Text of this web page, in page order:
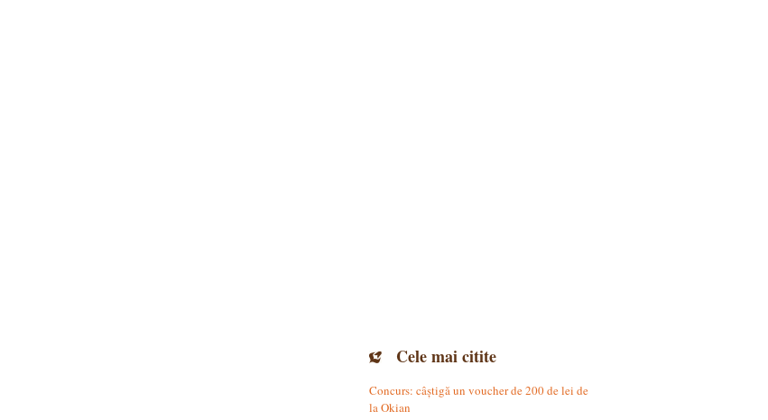
Cele mai citite
Concurs: câștigă un voucher de 200 de lei de
la Okian